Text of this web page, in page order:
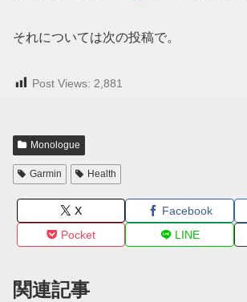
それについては次の投稿で。
Post Views: 2,881
Monologue
Garmin Health
X Facebook
Pocket
LINE
関連記事